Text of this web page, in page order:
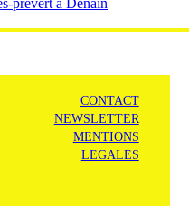
prévert à Denain
CONTACT
NEWSLETTER
MENTIONS
LEGALES